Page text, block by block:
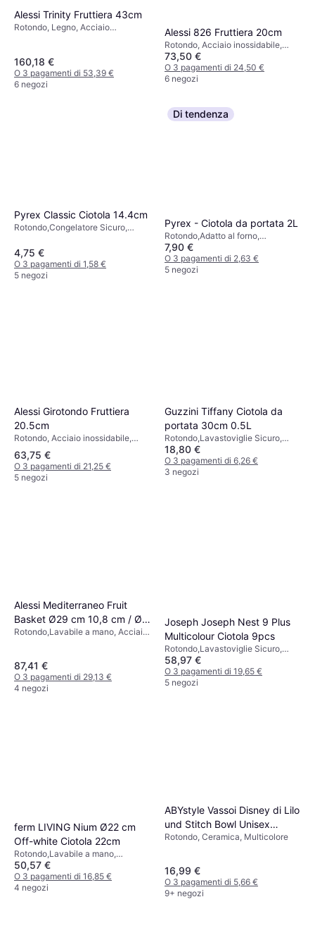
Alessi Trinity Fruttiera 43cm
Rotondo, Legno, Acciaio
Inossidabile, Nero
160,18 €
O 3 pagamenti di 53,39 €
6 negozi
Alessi 826 Fruttiera 20cm
Rotondo, Acciaio inossidabile,
Metallo, Acciaio, Acciaio
Inossidabile, Argento
73,50 €
O 3 pagamenti di 24,50 €
6 negozi
Pyrex Classic Ciotola 14.4cm
Rotondo,Congelatore Sicuro,
Sicuro, Microonde Sicuro, Vetro,
Trasparente
4,75 €
O 3 pagamenti di 1,58 €
5 negozi
Di tendenza
Pyrex - Ciotola da portata 2L
Rotondo,Adatto al forno,
Lavastoviglie Sicuro, Congelatore
Sicuro, Microonde Sicuro, Vetro,
Trasparente
7,90 €
O 3 pagamenti di 2,63 €
5 negozi
Alessi Girotondo Fruttiera
20.5cm
Rotondo, Acciaio inossidabile,
Argento
63,75 €
O 3 pagamenti di 21,25 €
5 negozi
Guzzini Tiffany Ciotola da
portata 30cm 0.5L
Rotondo,Lavastoviglie Sicuro,
Plastica, Vetro, Melamina, Bianco,
Grigio, Blu, Multicolore,
Trasparente
18,80 €
O 3 pagamenti di 6,26 €
3 negozi
Alessi Mediterraneo Fruit
Basket Ø29 cm 10,8 cm / Ø
29 cm Fruttiera 29cm
Rotondo,Lavabile a mano, Acciaio
87,41 €
O 3 pagamenti di 29,13 €
4 negozi
Joseph Joseph Nest 9 Plus
Multicolour Ciotola 9pcs
Rotondo,Lavastoviglie Sicuro,
Antiscivolo, Senza BPA, Impilabile,
Acciaio inossidabile, Multicolore
58,97 €
O 3 pagamenti di 19,65 €
5 negozi
ferm LIVING Nium Ø22 cm
Off-white Ciotola 22cm
Rotondo,Lavabile a mano,
Terracotta, Bianco
50,57 €
O 3 pagamenti di 16,85 €
4 negozi
ABYstyle Vassoi Disney di Lilo
und Stitch Bowl Unisex
Multicolore Ciotola
Rotondo, Ceramica, Multicolore
16,99 €
O 3 pagamenti di 5,66 €
9+ negozi